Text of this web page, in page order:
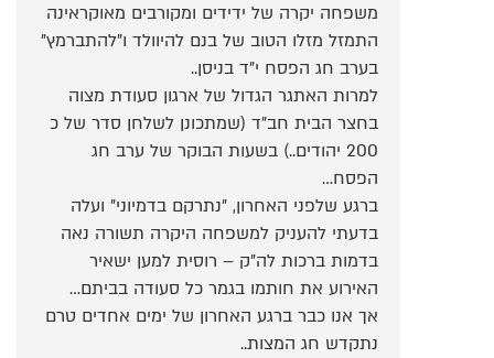
משפחה יקרה של ידידים ומקורבים מאוקראינה
התמזל מזלו הטוב של בנם להיוולד ו"להתברמץ"
בערב חג הפסח י"ד בניסן..
למרות האתגר הגדול של ארגון סעודת מצוה
בחצר הבית חב"ד (שמתכונן לשלחן סדר של כ
200 יהודים..) בשעות הבוקר של ערב חג
הפסח…
ברגע שלפני האחרון, "נתרקם בדמיוני" ועלה
בדעתי להעניק למשפחה היקרה תשורה נאה
בדמות ברכות לה"ק – רוסית למען ישאיר
האירוע את חותמו בגמר כל סעודה בביתם…
אך אנו כבר ברגע האחרון של ימים אחדים טרם
נתקדש חג המצות..